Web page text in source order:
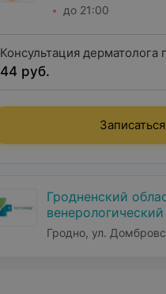
до 21:00
Консультация дерматолога
категории
44 руб.
Записаться
Гродненский
Гродно, ул.